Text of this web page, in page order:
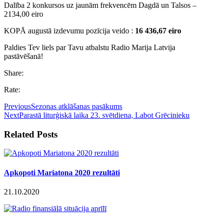
Dalība 2 konkursos uz jaunām frekvencēm Dagdā un Talsos –
2134,00 eiro
KOPĀ augustā izdevumu pozīcija veido : 16 436,67 eiro
Paldies Tev liels par Tavu atbalstu Radio Marija Latvija
pastāvēšanā!
Share:
Rate:
PreviousSezonas atklāšanas pasākums
NextParastā liturģiskā laika 23. svētdiena, Labot Grēcinieku
Related Posts
Apkopoti Mariatona 2020 rezultāti
21.10.2020